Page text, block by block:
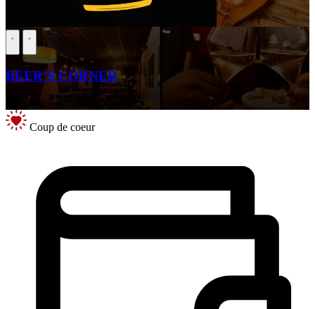
BEER’S CORNER
Restauration, cafés, hôtellerie
Coup de coeur